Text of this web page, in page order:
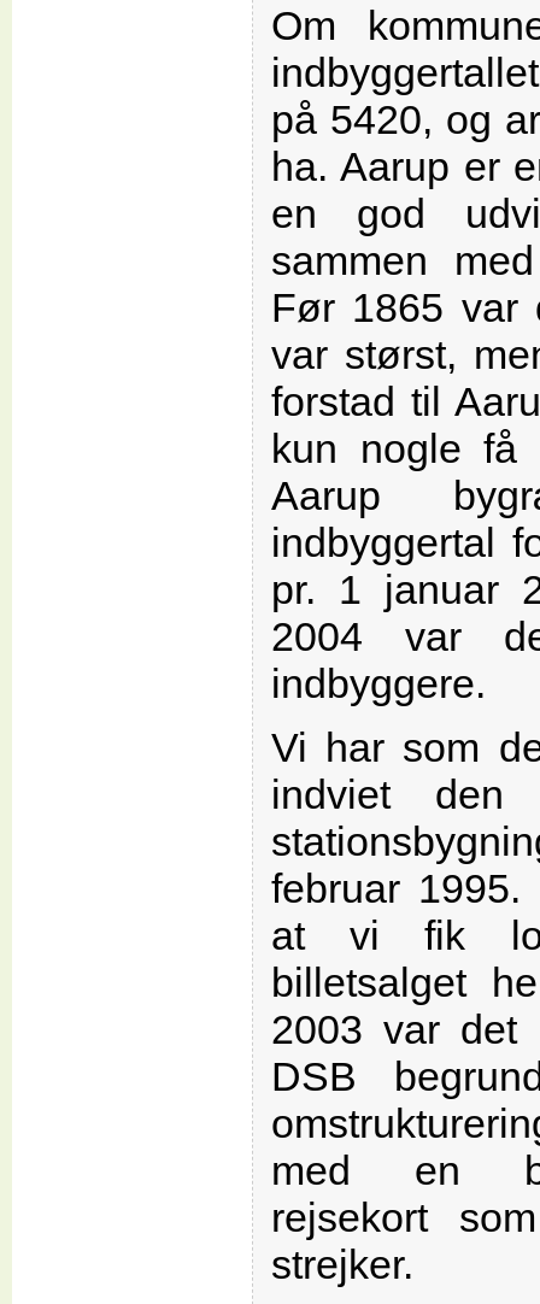
Om
på 5420, og
ha. Aarup er
en god
sammen
Før 1865 var
var størst,
forstad til
kun nogle få
Aarup
indbyggertal
pr. 1 januar
2004 var
indbyggere.
Vi har som
indviet den
februar
at vi fik
billetsalget
2003 var det
DSB
med en
rejsekort
strejker.